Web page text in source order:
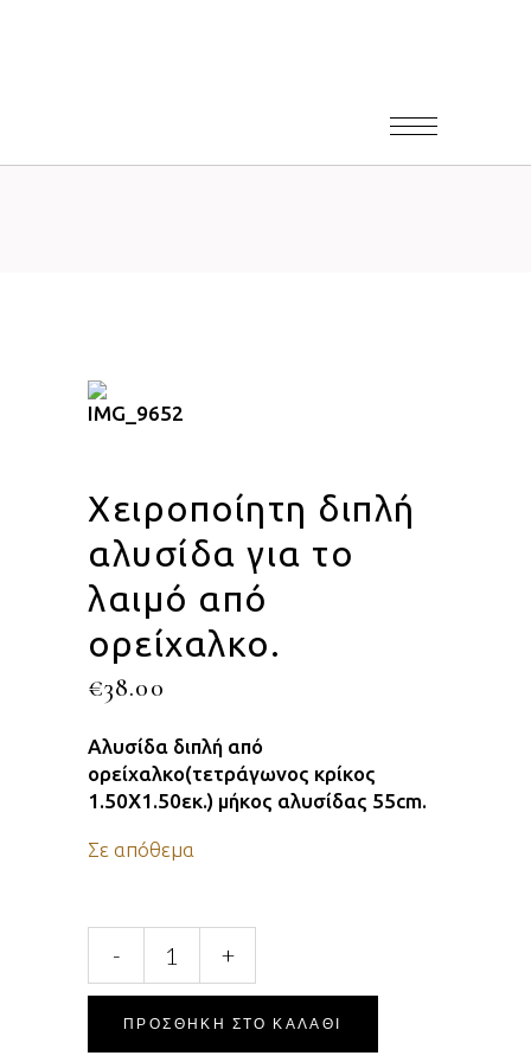
Χειροποίητη διπλή
αλυσίδα για το
λαιμό από
ορείχαλκο.
€38.00
Αλυσίδα διπλή από
ορείχαλκο(τετράγωνος κρίκος
1.50Χ1.50εκ.) μήκος αλυσίδας 55cm.
Σε απόθεμα
αλυσίδα
το
- +
ΠΡΟΣΘΉΚΗ ΣΤΟ ΚΑΛΆΘΙ